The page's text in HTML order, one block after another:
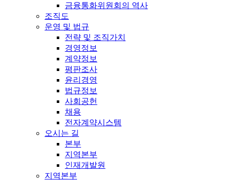
금융통화위원회의 역사
조직도
운영 및 법규
전략 및 조직가치
경영정보
계약정보
평판조사
윤리경영
법규정보
사회공헌
채용
전자계약시스템
오시는 길
본부
지역본부
인재개발원
지역본부